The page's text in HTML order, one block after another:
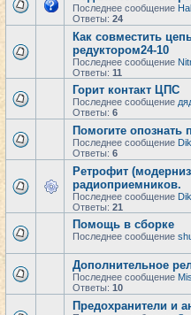
Последнее сообщение
Ответы: 24
Как совместить
редуктором24-10
Последнее сообщение
Ответы: 11
Горит контакт ЦПС
Последнее сообщение
Ответы: 6
Помогите опознать
Последнее сообщение
Ответы: 6
Ретрофит
радиоприемников.
Последнее сообщение
Ответы: 21
Помощь в сборке
Последнее сообщение
Дополнительное
Последнее сообщение
Ответы: 10
Предохранители и